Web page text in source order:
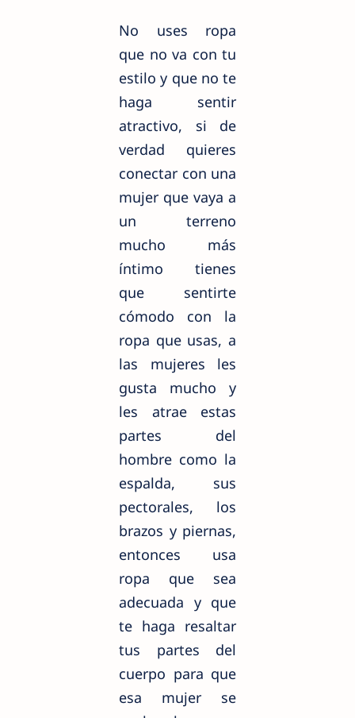
No uses ropa
que no va con tu
estilo y que no te
haga sentir
atractivo, si de
verdad quieres
conectar con una
mujer que vaya a
un terreno
mucho más
íntimo tienes
que sentirte
cómodo con la
ropa que usas, a
las mujeres les
gusta mucho y
les atrae estas
partes del
hombre como la
espalda, sus
pectorales, los
brazos y piernas,
entonces usa
ropa que sea
adecuada y que
te haga resaltar
tus partes del
cuerpo para que
esa mujer se